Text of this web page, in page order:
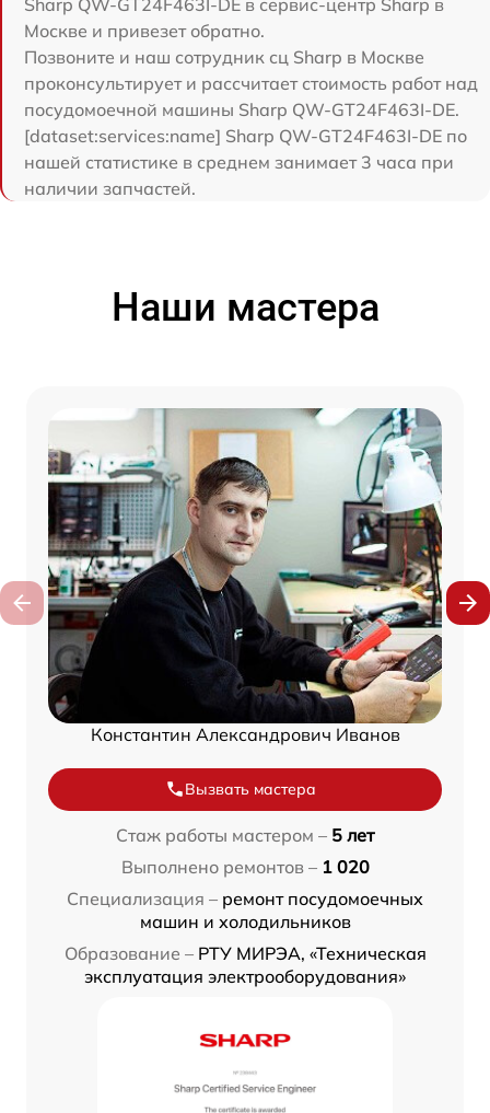
Москве и привезет обратно.
Позвоните и наш сотрудник сц Sharp в Москве
проконсультирует и рассчитает стоимость работ над
посудомоечной машины Sharp QW-GT24F463I-DE.
[dataset:services:name] Sharp QW-GT24F463I-DE по
нашей статистике в среднем занимает 3 часа при
наличии запчастей.
Наши мастера
Константин Александрович Иванов
Вызвать мастера
Стаж работы мастером – 5 лет
Выполнено ремонтов – 1 020
Специализация – ремонт посудомоечных
машин и холодильников
Образование – РТУ МИРЭА, «Техническая
эксплуатация электрооборудования»